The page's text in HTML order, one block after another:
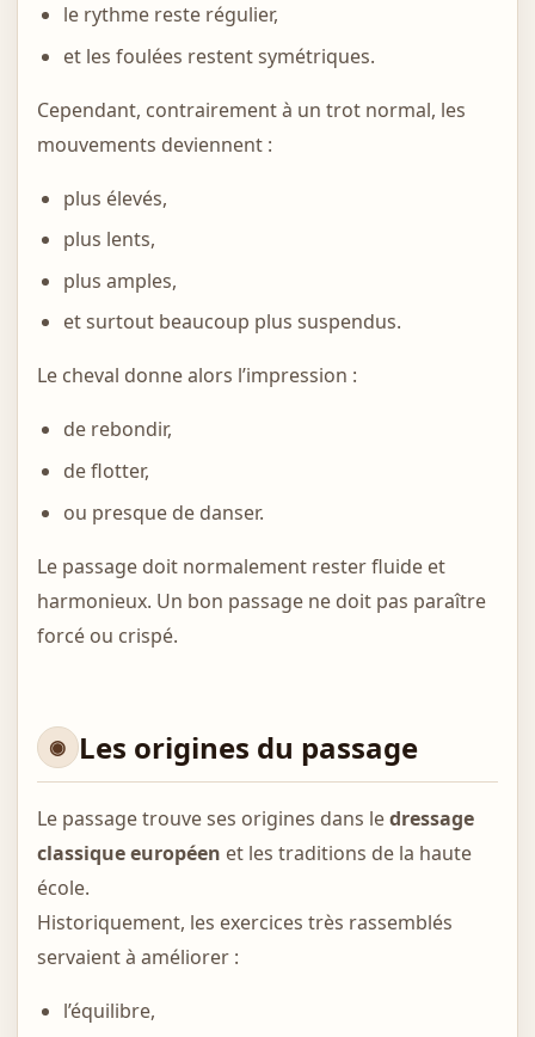
le rythme reste régulier,
et les foulées restent symétriques.
Cependant, contrairement à un trot normal, les
mouvements deviennent :
plus élevés,
plus lents,
plus amples,
et surtout beaucoup plus suspendus.
Le cheval donne alors l’impression :
de rebondir,
de flotter,
ou presque de danser.
Le passage doit normalement rester fluide et
harmonieux. Un bon passage ne doit pas paraître
forcé ou crispé.
Les origines du passage
Le passage trouve ses origines dans ledressage
classique européen et les traditions de la haute
école.
Historiquement, les exercices très rassemblés
servaient à améliorer :
l’équilibre,